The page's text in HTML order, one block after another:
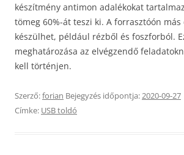
készítmény antimon adalékokat
tömeg 60%-át teszi ki. A forrasztóón más
készülhet, például rézből és foszforból.
meghatározása az elvégzendő
kell történjen.
Szerző:forian Bejegyzés időpontja:2020-09-27
Címke: USB toldó